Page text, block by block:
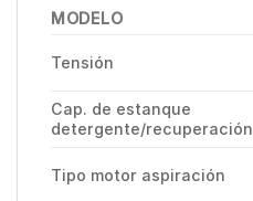
MODELO
Tensión
Cap. de estanque
detergente/recuperación
Tipo motor aspiración